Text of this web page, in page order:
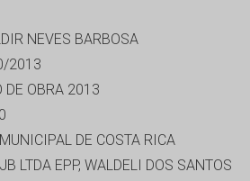
NEVES BARBOSA
2013
DE OBRA 2013
DE COSTA RICA
LTDA EPP, WALDELI DOS SANTOS